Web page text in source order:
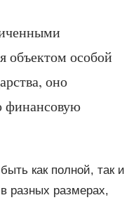
объектом особой
оно
финансовую
как полной, так и
разных размерах,